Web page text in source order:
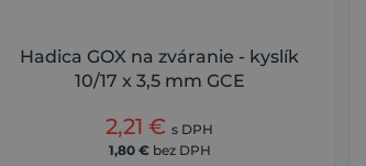
Hadica GOX na zváranie - kyslík
10/17 x 3,5 mm GCE
2,21 € s DPH
1,80 € bez DPH